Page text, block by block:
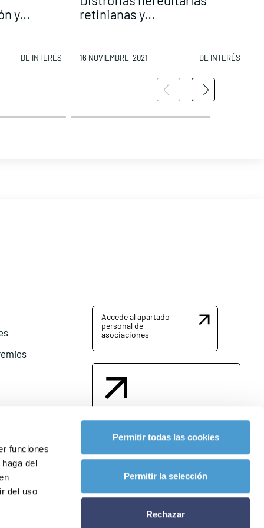
funciones
del
del uso
Permitir todas las cookies
Permitir la selección
Rechazar
y...
DE INTERÉS
retinianas y...
16 NOVIEMBRE, 2021 DE INTERÉS
Accede al apartado
personal de
asociaciones
Contacta con nosotros